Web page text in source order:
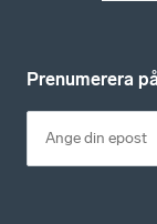
Prenumerera